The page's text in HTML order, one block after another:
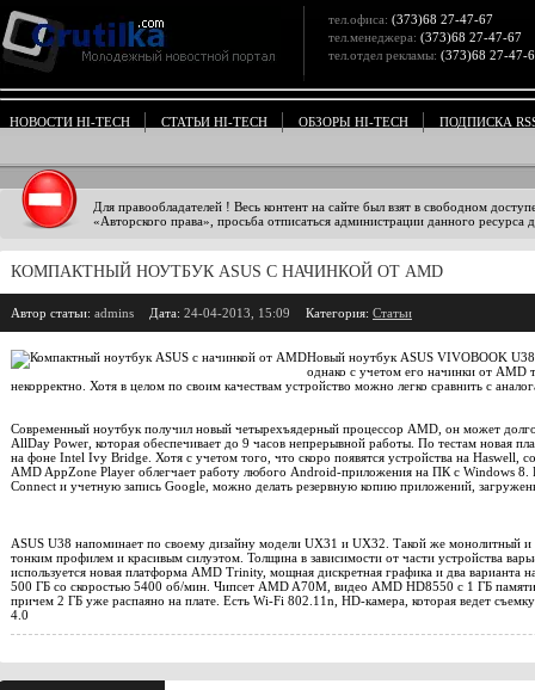
тел.офиса: (373)68 27-47-67
тел.менеджера: (373)68 27-47-67
тел.отдел рекламы: (373)68 27-47-
НОВОСТИ HI-TECH СТАТЬИ HI-TECH ОБЗОРЫ HI-TECH ПОДПИСКА
Для правообладателей ! Весь контент на сайте был взят в свободном
«Авторского права», просьба отписаться администрации данного ресурса
КОМПАКТНЫЙ НОУТБУК ASUS С НАЧИНКОЙ ОТ AMD
Автор статьи: admins Дата: 24-04-2013, 15:09 Категория: Статьи
Новый ноутбук ASUS VIVOBOOK
однако с учетом его начинки от AMD
некорректно. Хотя в целом по своим качествам устройство можно легко сравнить с
Современный ноутбук получил новый четырехъядерный процессор AMD, он может
AllDay Power, которая обеспечивает до 9 часов непрерывной работы. По тестам новая
на фоне Intel Ivy Bridge. Хотя с учетом того, что скоро появятся устройства на Haswell,
AMD AppZone Player облегчает работу любого Android-приложения на ПК с Windows 8.
Connect и учетную запись Google, можно делать резервную копию приложений,
ASUS U38 напоминает по своему дизайну модели UX31 и UX32. Такой же монолитный и
тонким профилем и красивым силуэтом. Толщина в зависимости от части устройства
используется новая платформа AMD Trinity, мощная дискретная графика и два варианта
500 ГБ со скоростью 5400 об/мин. Чипсет AMD A70M, видео AMD HD8550 с 1 ГБ
причем 2 ГБ уже распаяно на плате. Есть Wi-Fi 802.11n, HD-камера, которая ведет
4.0